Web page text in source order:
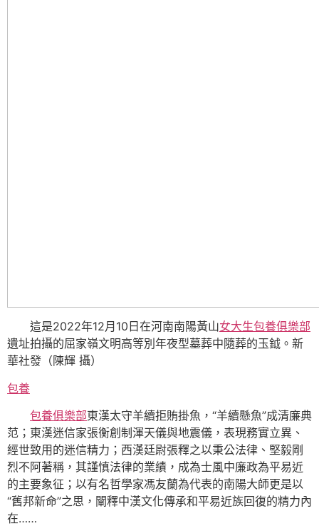
這是2022年12月10日在河南南陽黃山女大生包養俱樂部
遺址拍攝的屈家嶺文明高等別年夜型墓葬中隨葬的玉鉞。新
華社發（陳輝 攝）
包養
包養俱樂部東漢太守羊續拒賄掛魚，“羊續懸魚”成清廉典
范；東漢迷信家張衡創制渾天儀與地震儀，表現務實立異、
經世致用的迷信精力；西漢廷尉張釋之以秉公法律、堅毅剛
烈不阿著稱，其謹慎法律的業績，成為士風中廉政為平易近
的主要象征；以有名哲學家馮友蘭為代表的南陽大師更是以
“舊邦新命”之思，闡釋中漢文化傳承和平易近族回復的精力內
在……